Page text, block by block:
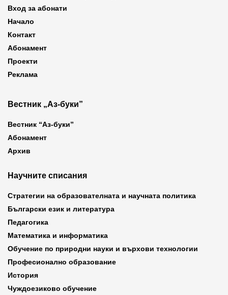
Вход за абонати
Начало
Контакт
Абонамент
Проекти
Реклама
Вестник „Аз-буки”
Вестник “Аз-буки”
Абонамент
Архив
Научните списания
Стратегии на образователната и научната политика
Български език и литература
Педагогика
Математика и информатика
Обучение по природни науки и върхови технологии
Професионално образование
История
Чуждоезиково обучение